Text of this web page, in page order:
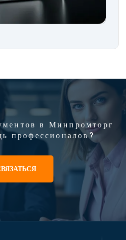
в Минпромторг
профессионалов?